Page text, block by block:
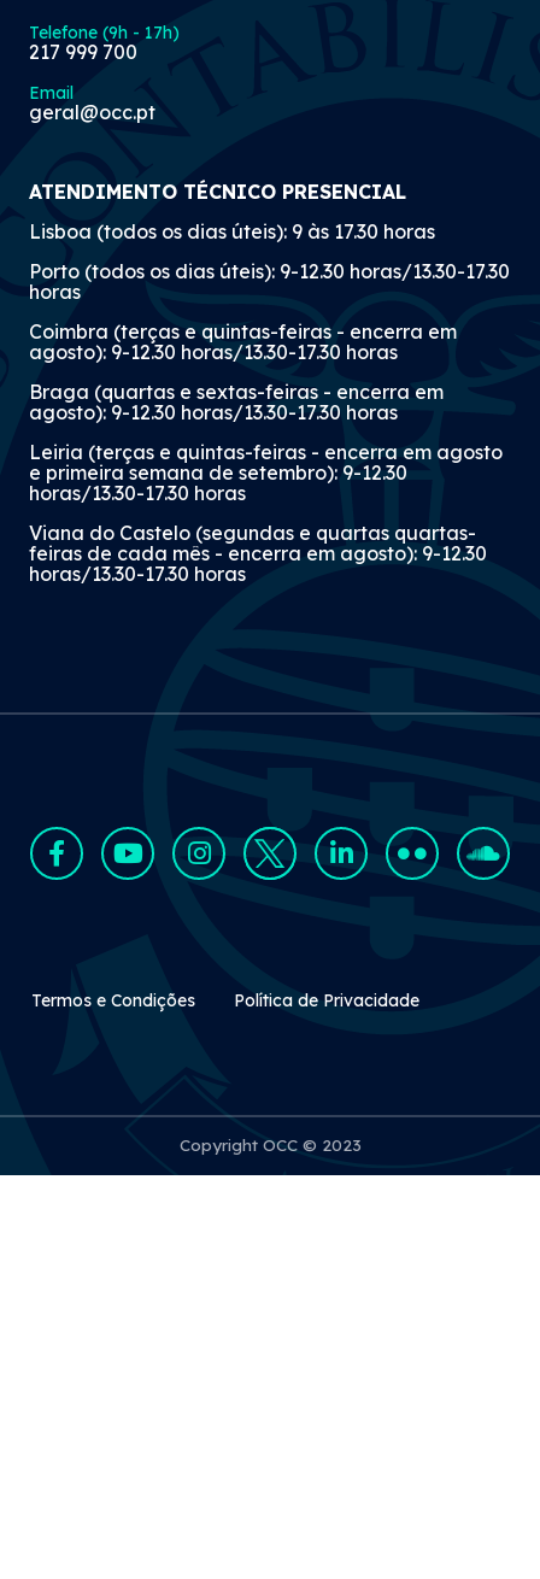
Telefone (9h - 17h)
217 999 700
Email
geral@occ.pt
ATENDIMENTO TÉCNICO PRESENCIAL
Lisboa (todos os dias úteis): 9 às 17.30 horas
Porto (todos os dias úteis): 9-12.30 horas/13.30-17.30
horas
Coimbra (terças e quintas-feiras - encerra em
agosto): 9-12.30 horas/13.30-17.30 horas
Braga (quartas e sextas-feiras - encerra em
agosto): 9-12.30 horas/13.30-17.30 horas
Leiria (terças e quintas-feiras - encerra em agosto
e primeira semana de setembro): 9-12.30
horas/13.30-17.30 horas
Viana do Castelo (segundas e quartas quartas-
feiras de cada mês - encerra em agosto): 9-12.30
horas/13.30-17.30 horas
Rodapé Secundário
Termos e Condições Política de Privacidade
Copyright OCC © 2023